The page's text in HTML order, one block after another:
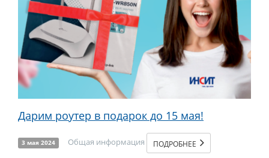
Дарим роутер в подарок до 15 мая!
3 мая 2024 Общая информация ПОДРОБНЕЕ